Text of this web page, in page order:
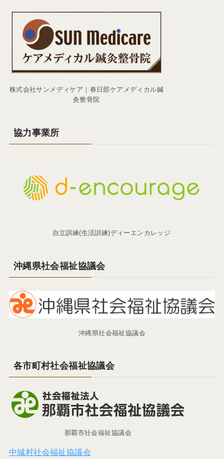
株式会社サンメディケア｜春日部ケアメディカル鍼
灸整骨院
協力事業所
自立訓練(生活訓練)ディーエンカレッジ
沖縄県社会福祉協議会
沖縄県社会福祉協議会
各市町村社会福祉協議会
那覇市社会福祉協議会
中城村社会福祉協議会